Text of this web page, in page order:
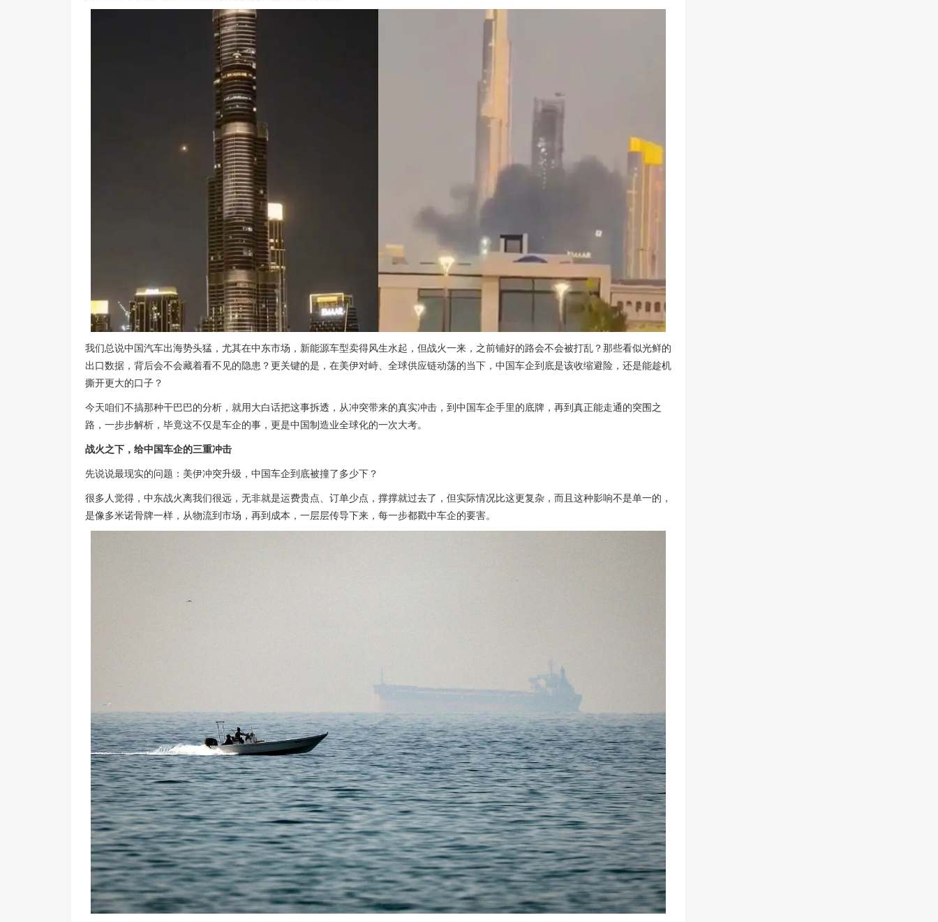
我们总说中国汽车出海势头猛，尤其在中东市场，新能源车型卖得风生水起，但战火一来，之前铺好的路会不会被打乱？那些看似光鲜的
出口数据，背后会不会藏着看不见的隐患？更关键的是，在美伊对峙、全球供应链动荡的当下，中国车企到底是该收缩避险，还是能趁机
撕开更大的口子？
今天咱们不搞那种干巴巴的分析，就用大白话把这事拆透，从冲突带来的真实冲击，到中国车企手里的底牌，再到真正能走通的突围之
路，一步步解析，毕竟这不仅是车企的事，更是中国制造业全球化的一次大考。
战火之下，给中国车企的三重冲击
先说说最现实的问题：美伊冲突升级，中国车企到底被撞了多少下？
很多人觉得，中东战火离我们很远，无非就是运费贵点、订单少点，撑撑就过去了，但实际情况比这更复杂，而且这种影响不是单一的，
是像多米诺骨牌一样，从物流到市场，再到成本，一层层传导下来，每一步都戳中车企的要害。